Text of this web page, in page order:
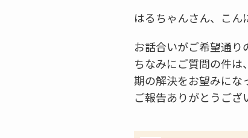
はるちゃんさん、こん
お話合いがご希望通り
ちなみにご質問の件
期の解決をお望みにな
ご報告ありがとうござ